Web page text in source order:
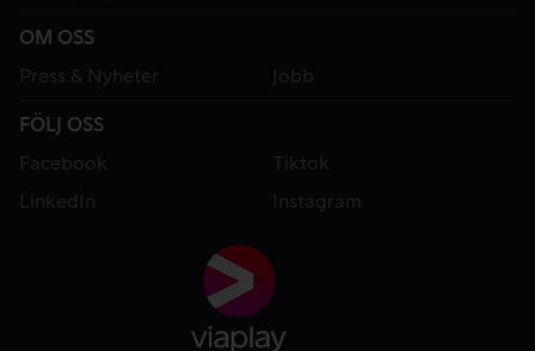
OM OSS
Press & Nyheter
Jobb
FÖLJ OSS
Facebook
Tiktok
LinkedIn
Instagram